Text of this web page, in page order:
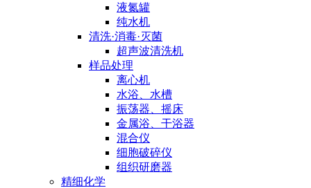
液氮罐
纯水机
清洗·消毒·灭菌
超声波清洗机
样品处理
离心机
水浴、水槽
振荡器、摇床
金属浴、干浴器
混合仪
细胞破碎仪
组织研磨器
精细化学